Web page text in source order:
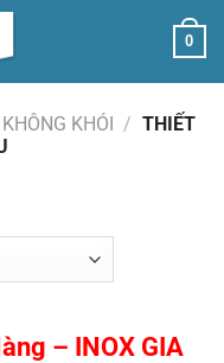
0
KHÓI / THIẾT
– INOX GIA